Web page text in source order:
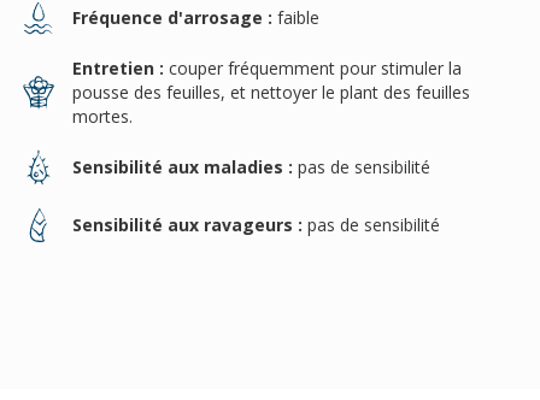
Fréquence d'arrosage : faible
Entretien : couper fréquemment pour stimuler la
pousse des feuilles, et nettoyer le plant des feuilles
mortes.
Sensibilité aux maladies : pas de sensibilité
Sensibilité aux ravageurs : pas de sensibilité